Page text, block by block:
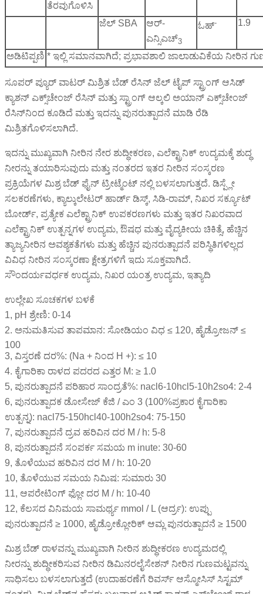
ತೆರವುಗೊಳಿಸಿ
ಜೆಲ್ SBA
ಆರ್-
ಎನ್ಸಿಎಚ್3
ಓಹ್- 1.9
ಅಡಿಟಿಪ್ಪಣಿ * ಇಲ್ಲಿ ಸಮಾನವಾಗಿದೆ; ಪ್ರಭಾವಶಾಲಿ ಜಾಲಾಡುವಿಕೆಯ ನೀರಿನ
ಸೂಪರ್ ಪ್ಯೂರ್ ವಾಟರ್ ಮಿಶ್ರಿತ ಬೆಡ್ ರೆಸಿನ್ ಜೆಲ್ ಟೈಪ್ ಸ್ಟ್ರಾಂಗ್ ಆಸಿಡ್
ಕ್ಯಾಶನ್ ಎಕ್ಸ್‌ಚೇಂಜ್ ರೆಸಿನ್ ಮತ್ತು ಸ್ಟ್ರಾಂಗ್ ಆಲ್ಕಲಿ ಅಯಾನ್ ಎಕ್ಸ್‌ಚೇಂಜ್
ರೆಸಿನ್‌ನಿಂದ ಕೂಡಿದೆ ಮತ್ತು ಇದನ್ನು ಪುನರುತ್ಪಾದನೆ ಮಾಡಿ ರೆಡಿ
ಮಿಶ್ರಿತಗೊಳಿಸಲಾಗಿದೆ.
ಇದನ್ನು ಮುಖ್ಯವಾಗಿ ನೀರಿನ ನೇರ ಶುದ್ಧೀಕರಣ, ಎಲೆಕ್ಟ್ರಾನಿಕ್ ಉದ್ಯಮಕ್ಕೆ ಶುದ್ಧ
ನೀರನ್ನು ತಯಾರಿಸುವುದು ಮತ್ತು ನಂತರದ ಇತರ ನೀರಿನ ಸಂಸ್ಕರಣ
ಪ್ರಕ್ರಿಯೆಗಳ ಮಿಶ್ರ ಬೆಡ್ ಫೈನ್ ಟ್ರೀಟ್ಮೆಂಟ್ ನಲ್ಲಿ ಬಳಸಲಾಗುತ್ತದೆ. ಡಿಸ್ಪ್ಲೇ
ಸಲಕರಣೆಗಳು, ಕ್ಯಾಲ್ಕುಲೇಟರ್ ಹಾರ್ಡ್ ಡಿಸ್ಕ್, ಸಿಡಿ-ರಾಮ್, ನಿಖರ ಸರ್ಕ್ಯೂಟ್
ಬೋರ್ಡ್, ಪ್ರತ್ಯೇಕ ಎಲೆಕ್ಟ್ರಾನಿಕ್ ಉಪಕರಣಗಳು ಮತ್ತು ಇತರ ನಿಖರವಾದ
ಎಲೆಕ್ಟ್ರಾನಿಕ್ ಉತ್ಪನ್ನಗಳ ಉದ್ಯಮ, ಔಷಧ ಮತ್ತು ವೈದ್ಯಕೀಯ ಚಿಕಿತ್ಸೆ, ಹೆಚ್ಚಿನ
ತ್ಯಾಜ್ಯನೀರಿನ ಅವಶ್ಯಕತೆಗಳು ಮತ್ತು ಹೆಚ್ಚಿನ ಪುನರುತ್ಪಾದನೆ ಪರಿಸ್ಥಿತಿಗಳಿಲ್ಲದ
ವಿವಿಧ ನೀರಿನ ಸಂಸ್ಕರಣಾ ಕ್ಷೇತ್ರಗಳಿಗೆ ಇದು ಸೂಕ್ತವಾಗಿದೆ.
ಸೌಂದರ್ಯವರ್ಧಕ ಉದ್ಯಮ, ನಿಖರ ಯಂತ್ರ ಉದ್ಯಮ, ಇತ್ಯಾದಿ
ಉಲ್ಲೇಖ ಸೂಚಕಗಳ ಬಳಕೆ
1, pH ಶ್ರೇಣಿ: 0-14
2. ಅನುಮತಿಸುವ ತಾಪಮಾನ: ಸೋಡಿಯಂ ವಿಧ ≤ 120, ಹೈಡ್ರೋಜನ್ ≤
100
3, ವಿಸ್ತರಣೆ ದರ%: (Na + ನಿಂದ H +): ≤ 10
4. ಕೈಗಾರಿಕಾ ರಾಳದ ಪದರದ ಎತ್ತರ M: ≥ 1.0
5, ಪುನರುತ್ಪಾದನೆ ಪರಿಹಾರ ಸಾಂದ್ರತೆ%: nacl6-10hcl5-10h2so4: 2-4
6, ಪುನರುತ್ಪಾದಕ ಡೋಸೇಜ್ ಕೆಜಿ / ಎಂ 3 (100%ಪ್ರಕಾರ ಕೈಗಾರಿಕಾ
ಉತ್ಪನ್ನ): nacl75-150hcl40-100h2so4: 75-150
7, ಪುನರುತ್ಪಾದನೆ ದ್ರವ ಹರಿವಿನ ದರ M / h: 5-8
8, ಪುನರುತ್ಪಾದನೆ ಸಂಪರ್ಕ ಸಮಯ m inute: 30-60
9, ತೊಳೆಯುವ ಹರಿವಿನ ದರ M / h: 10-20
10, ತೊಳೆಯುವ ಸಮಯ ನಿಮಿಷ: ಸುಮಾರು 30
11, ಆಪರೇಟಿಂಗ್ ಫ್ಲೋ ದರ M / h: 10-40
12, ಕೆಲಸದ ವಿನಿಮಯ ಸಾಮರ್ಥ್ಯ mmol / L (ಆರ್ದ್ರ): ಉಪ್ಪು
ಪುನರುತ್ಪಾದನೆ ≥ 1000, ಹೈಡ್ರೋಕ್ಲೋರಿಕ್ ಆಮ್ಲ ಪುನರುತ್ಪಾದನೆ ≥ 1500
ಮಿಶ್ರ ಬೆಡ್ ರಾಳವನ್ನು ಮುಖ್ಯವಾಗಿ ನೀರಿನ ಶುದ್ಧೀಕರಣ ಉದ್ಯಮದಲ್ಲಿ
ನೀರನ್ನು ಶುದ್ಧೀಕರಿಸುವ ನೀರಿನ ಡಿಮಿನರಲೈಸೇಶನ್ ನೀರಿನ ಗುಣಮಟ್ಟವನ್ನು
ಸಾಧಿಸಲು ಬಳಸಲಾಗುತ್ತದೆ (ಉದಾಹರಣೆಗೆ ರಿವರ್ಸ್ ಆಸ್ಮೋಸಿಸ್ ಸಿಸ್ಟಮ್